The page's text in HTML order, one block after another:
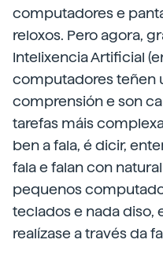
computadores e
reloxos. Pero agora,
Intelixencia Artificial
computadores teñen
comprensión e son
tarefas máis
ben a fala, é dicir,
fala e falan con
pequenos
teclados e nada diso,
realízase a través da